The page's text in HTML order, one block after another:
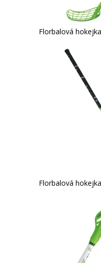
Florbalová
Florbalová